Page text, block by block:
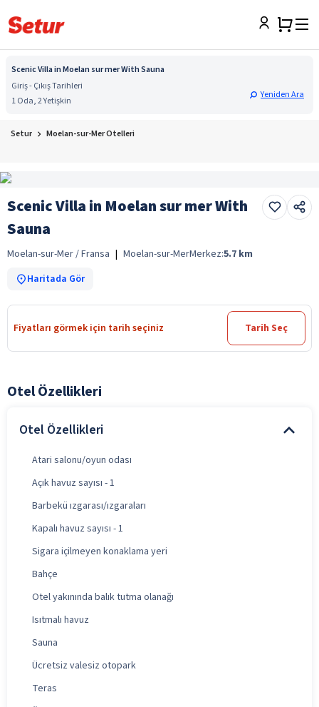
Scenic Villa in Moelan sur mer With Sauna
Giriş - Çıkış Tarihleri
1 Oda, 2 Yetişkin
Yeniden Ara
Setur Moelan-sur-Mer Otelleri
Scenic Villa in Moelan sur mer With
Sauna
Moelan-sur-Mer / Fransa | Moelan-sur-MerMerkez:5.7 km
Haritada Gör
Fiyatları görmek için tarih seçiniz Tarih Seç
Otel Özellikleri
Otel Özellikleri
Atari salonu/oyun odası
Açık havuz sayısı - 1
Barbekü ızgarası/ızgaraları
Kapalı havuz sayısı - 1
Sigara içilmeyen konaklama yeri
Bahçe
Otel yakınında balık tutma olanağı
Isıtmalı havuz
Sauna
Ücretsiz valesiz otopark
Teras